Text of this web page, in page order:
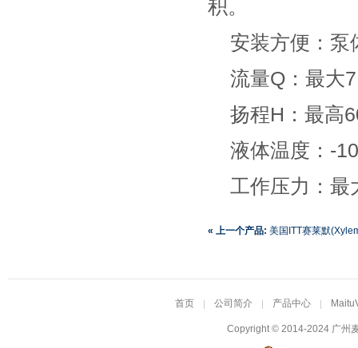
积。
安装方便：泵
流量Q：最大
扬程H：最高
液体温度：-
工作压力：最
« 上一个产品: 美国ITT赛莱默
首页 公司简介 产品中心
Copyright © 2014-2024 广州